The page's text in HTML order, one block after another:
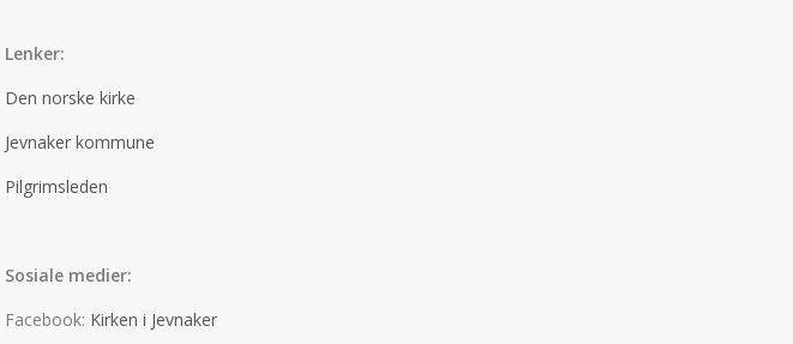
Lenker:
Den norske kirke
Jevnaker kommune
Pilgrimsleden
Sosiale medier:
Facebook: Kirken i Jevnaker